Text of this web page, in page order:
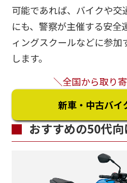
可能であれば、バイクや交
にも、警察が主催する安全
ィングスクールなどに参加
します。
＼全国から取り
新車・中古バイ
おすすめの50代